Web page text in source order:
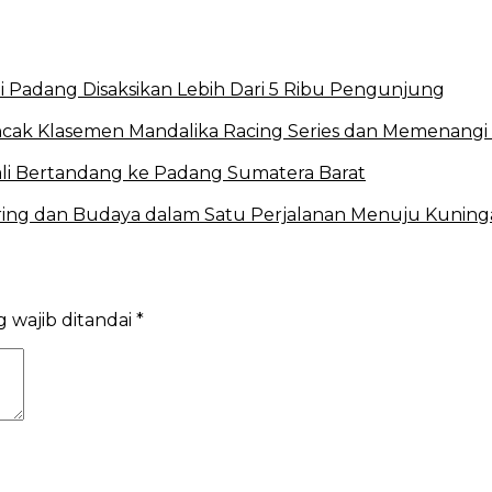
Padang Disaksikan Lebih Dari 5 Ribu Pengunjung
Klasemen Mandalika Racing Series dan Memenangi
Bertandang ke Padang Sumatera Barat
dan Budaya dalam Satu Perjalanan Menuju
wajib ditandai *